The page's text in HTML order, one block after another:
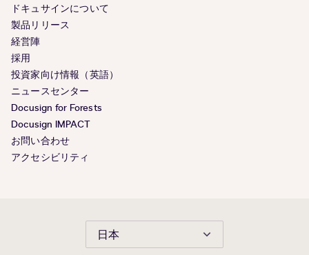
ドキュサインについて
製品リリース
経営陣
採用
投資家向け情報（英語）
ニュースセンター
Docusign for Forests
Docusign IMPACT
お問い合わせ
アクセシビリティ
日本